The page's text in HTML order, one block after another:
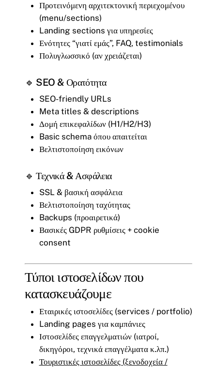
Προτεινόμενη αρχιτεκτονική περιεχομένου
(menu/sections)
Landing sections για υπηρεσίες
Ενότητες “γιατί εμάς”, FAQ, testimonials
Πολυγλωσσικό (αν χρειάζεται)
🔹 SEO & Ορατότητα
SEO-friendly URLs
Meta titles & descriptions
Δομή επικεφαλίδων (H1/H2/H3)
Basic schema όπου απαιτείται
Βελτιστοποίηση εικόνων
🔹 Τεχνικά & Ασφάλεια
SSL & βασική ασφάλεια
Βελτιστοποίηση ταχύτητας
Backups (προαιρετικά)
Βασικές GDPR ρυθμίσεις + cookie
consent
Τύποι ιστοσελίδων που
κατασκευάζουμε
Εταιρικές ιστοσελίδες (services / portfolio)
Landing pages για καμπάνιες
Ιστοσελίδες επαγγελματιών (ιατροί,
δικηγόροι, τεχνικά επαγγέλματα κ.λπ.)
Τουριστικές ιστοσελίδες (ξενοδοχεία /